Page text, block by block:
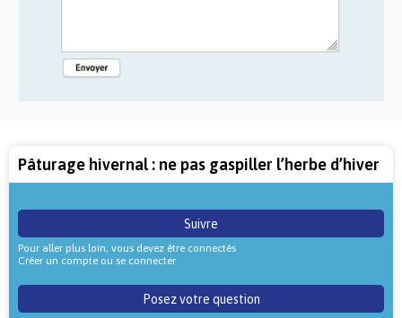
Pâturage hivernal : ne pas gaspiller l’herbe d’hiver
Suivre
Pour aller plus loin, vous devez être connectés
Créer un compte ou se connecter
Posez votre question